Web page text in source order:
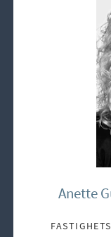
Anette